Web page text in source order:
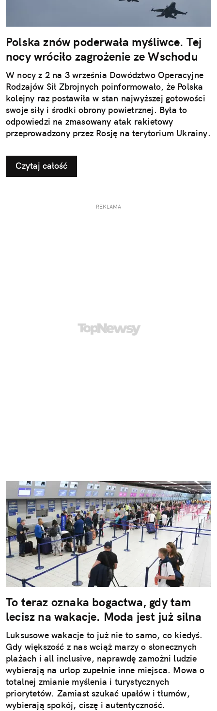
Polska znów poderwała myśliwce. Tej
nocy wróciło zagrożenie ze Wschodu
W nocy z 2 na 3 września Dowództwo Operacyjne
Rodzajów Sił Zbrojnych poinformowało, że Polska
kolejny raz postawiła w stan najwyższej gotowości
swoje siły i środki obrony powietrznej. Była to
odpowiedzi na zmasowany atak rakietowy
przeprowadzony przez Rosję na terytorium Ukrainy.
Czytaj całość
REKLAMA
To teraz oznaka bogactwa, gdy tam
lecisz na wakacje. Moda jest już silna
Luksusowe wakacje to już nie to samo, co kiedyś.
Gdy większość z nas wciąż marzy o słonecznych
plażach i all inclusive, naprawdę zamożni ludzie
wybierają na urlop zupełnie inne miejsca. Mowa o
totalnej zmianie myślenia i turystycznych
priorytetów. Zamiast szukać upałów i tłumów,
wybierają spokój, ciszę i autentyczność.